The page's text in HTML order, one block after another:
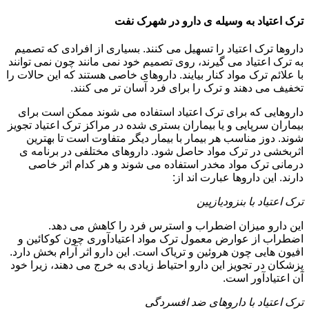
ترک اعتیاد به وسیله ی دارو در شهرک نفت
داروها ترک اعتیاد را تسهیل می کنند. بسیاری از افرادی که تصمیم
به ترک اعتیاد می گیرند، روی تصمیم خود نمی مانند چون نمی توانند
با علائم ترک مواد کنار بیایند. داروهای خاصی هستند که این حالات را
تخفیف می دهند و ترک را برای فرد آسان تر می کنند.
داروهایی که برای ترک اعتیاد استفاده می شوند ممکن است برای
بیماران سرپایی و یا بیماران بستری شده در مراکز ترک اعتیاد تجویز
شوند. دوز مناسب هر بیمار با بیمار دیگر متفاوت است تا بهترین
اثربخشی در ترک مواد حاصل شود. داروهای مختلفی در برنامه ی
درمانی ترک مواد مخدر استفاده می شوند و هر کدام اثر خاصی
دارند. این داروها عبارت اند از:
ترک اعتیاد با بنزودیازپین
این دارو میزان اضطراب و استرس فرد را کاهش می دهد.
اضطراب از عوارض معمول ترک مواد اعتیادآوری چون کوکائین و
افیون هایی چون هروئین و تریاک است. این دارو اثر آرام بخش دارد.
پزشکان در تجویز این دارو احتیاط زیادی به خرج می دهند، زیرا خود
آن اعتیادآور است.
ترک اعتیاد با داروهای ضد افسردگی